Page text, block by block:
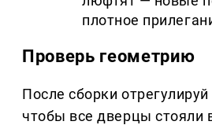
плотное
Проверь геометрию
После сборки отрегулируй
чтобы все дверцы стояли